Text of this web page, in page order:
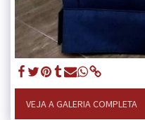
VEJA A GALERIA COMPLETA